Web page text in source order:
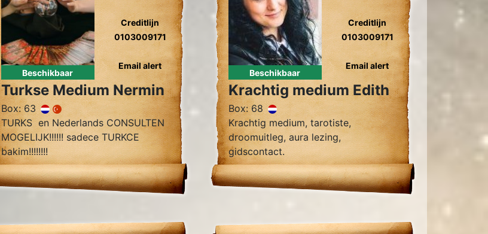
Beschikbaar
Creditlijn
0103009171
Email alert
Turkse Medium Nermin
Box: 63
TURKS en Nederlands CONSULTEN
MOGELIJK!!!!!! sadece TURKCE
bakim!!!!!!!!
Beschikbaar
Creditlijn
0103009171
Email alert
Krachtig medium Edith
Box: 68
Krachtig medium, tarotiste,
droomuitleg, aura lezing,
gidscontact.